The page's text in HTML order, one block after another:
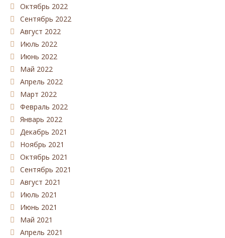
Октябрь 2022
Сентябрь 2022
Август 2022
Июль 2022
Июнь 2022
Май 2022
Апрель 2022
Март 2022
Февраль 2022
Январь 2022
Декабрь 2021
Ноябрь 2021
Октябрь 2021
Сентябрь 2021
Август 2021
Июль 2021
Июнь 2021
Май 2021
Апрель 2021